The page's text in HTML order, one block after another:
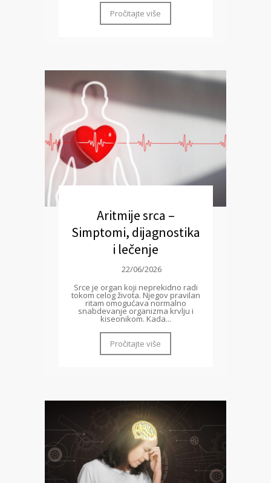
Pročitajte više
Aritmije srca –
Simptomi, dijagnostika
i lečenje
22/06/2026
Srce je organ koji neprekidno radi
tokom celog života. Njegov pravilan
ritam omogućava normalno
snabdevanje organizma krvlju i
kiseonikom. Kada...
Pročitajte više